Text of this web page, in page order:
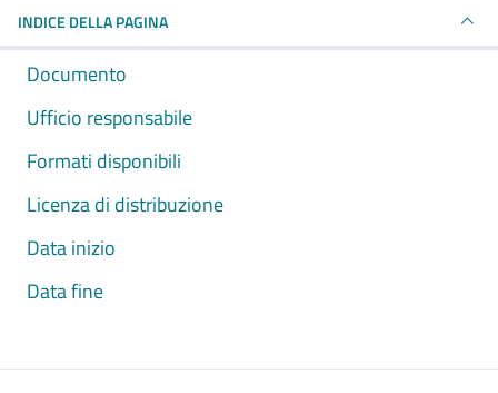
INDICE DELLA PAGINA
Documento
Ufficio responsabile
Formati disponibili
Licenza di distribuzione
Data inizio
Data fine